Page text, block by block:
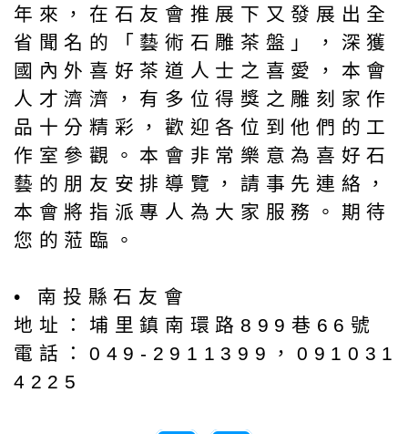
年來，在石友會推展下又發展出全
省聞名的「藝術石雕茶盤」，深獲
國內外喜好茶道人士之喜愛，本會
人才濟濟，有多位得獎之雕刻家作
品十分精彩，歡迎各位到他們的工
作室參觀。本會非常樂意為喜好石
藝的朋友安排導覽，請事先連絡，
本會將指派專人為大家服務。期待
您的蒞臨。
• 南投縣石友會
地址：埔里鎮南環路899巷66號
電話：049-2911399，091031
4225